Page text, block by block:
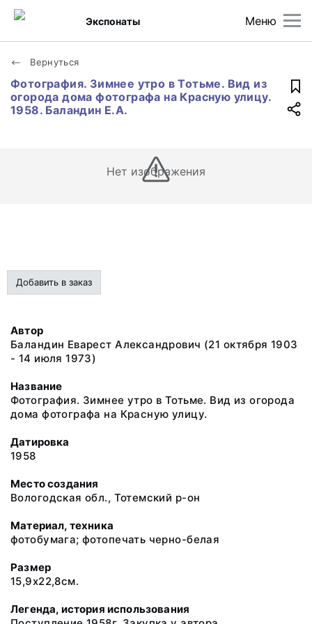
Меню
Экспонаты
Вернуться
Фотография. Зимнее утро в Тотьме. Вид из
огорода дома фотографа на Красную улицу.
1958. Баландин Е.А.
Нет изображения
Добавить в заказ
Автор
Баландин Еварест Александрович (21 октября 1903
- 14 июля 1973)
Название
Фотография. Зимнее утро в Тотьме. Вид из огорода
дома фотографа на Красную улицу.
Датировка
1958
Место создания
Вологодская обл., Тотемский р-он
Материал, техника
фотобумага; фотопечать черно-белая
Размер
15,9х22,8см.
Легенда, история использования